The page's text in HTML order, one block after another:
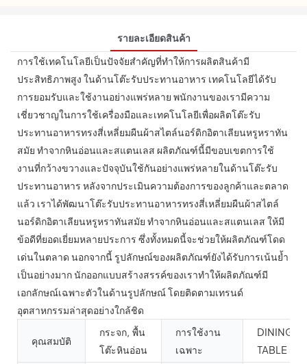
รายละเอียดสินค้า
การใช้เทคโนโลยีเป็นปัจจัยสำคัญที่ทำให้การผลิตสินค้ามี
ประสิทธิภาพสูง ในด้านโต๊ะรับประทานอาหาร เทคโนโลยีได้รับ
การยอมรับและใช้งานอย่างแพร่หลาย พนักงานของเรามีความ
เชี่ยวชาญในการใช้เครื่องมือและเทคโนโลยีเพื่อผลิตโต๊ะรับ
ประทานอาหารทรงสี่เหลี่ยมผืนผ้าสไตล์นอร์ดิกอิตาเลียนหรูหราทัน
สมัย ​​ทำจากหินอ่อนและสแตนเลส ผลิตภัณฑ์นี้มีขอบเขตการใช้
งานที่กว้างขวางและปัจจุบันใช้กันอย่างแพร่หลายในด้านโต๊ะรับ
ประทานอาหาร หลังจากประเมินความต้องการของลูกค้าและตลาด
แล้ว เราได้พัฒนาโต๊ะรับประทานอาหารทรงสี่เหลี่ยมผืนผ้าสไตล์
นอร์ดิกอิตาเลียนหรูหราทันสมัย ​​ทำจากหินอ่อนและสแตนเลส ให้มี
ข้อดีที่ยอดเยี่ยมหลายประการ ซึ่งทั้งหมดนี้จะช่วยให้ผลิตภัณฑ์โดด
เด่นในตลาด นอกจากนี้ รูปลักษณ์ของผลิตภัณฑ์ยังได้รับการเน้นย้ำ
เป็นอย่างมาก นักออกแบบสร้างสรรค์ของเราทำให้ผลิตภัณฑ์มี
เอกลักษณ์เฉพาะตัวในด้านรูปลักษณ์ โดยติดตามเทรนด์
อุตสาหกรรมล่าสุดอย่างใกล้ชิด
คุณสมบัติ
กระจก, พื้น
โต๊ะหินอ่อน
การใช้งาน
เฉพาะ
DINING
TABLE